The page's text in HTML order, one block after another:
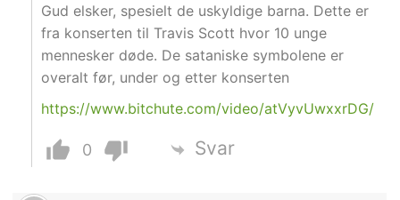
Gud elsker, spesielt de uskyldige barna. Dette er
fra konserten til Travis Scott hvor 10 unge
mennesker døde. De sataniske symbolene er
overalt før, under og etter konserten
https://www.bitchute.com/video/atVyvUwxxrDG/
0 Svar